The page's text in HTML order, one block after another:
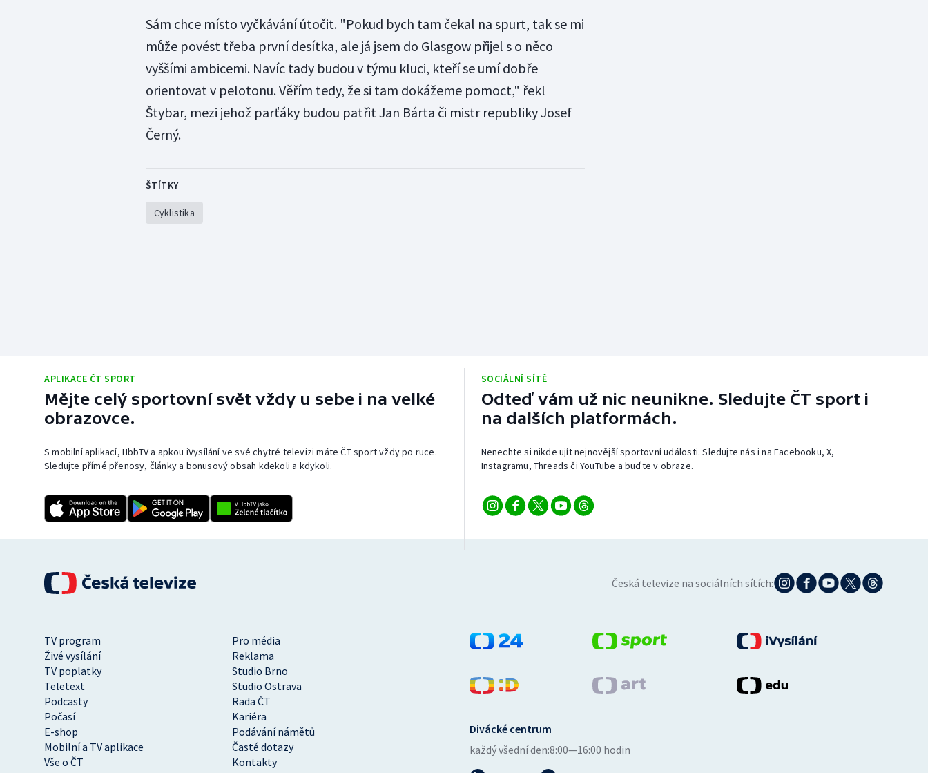
Sám chce místo vyčkávání útočit. "Pokud bych tam čekal na spurt, tak se mi
může povést třeba první desítka, ale já jsem do Glasgow přijel s o něco
vyššími ambicemi. Navíc tady budou v týmu kluci, kteří se umí dobře
orientovat v pelotonu. Věřím tedy, že si tam dokážeme pomoct," řekl
Štybar, mezi jehož parťáky budou patřit Jan Bárta či mistr republiky Josef
Černý.
ŠTÍTKY
Cyklistika
APLIKACE ČT SPORT
Mějte celý sportovní svět vždy u sebe i na velké
obrazovce.
S mobilní aplikací, HbbTV a apkou iVysílání ve své chytré televizi máte ČT sport vždy po ruce.
Sledujte přímé přenosy, články a bonusový obsah kdekoli a kdykoli.
SOCIÁLNÍ SÍTĚ
Odteď vám už nic neunikne. Sledujte ČT sport i
na dalších platformách.
Nenechte si nikde ujít nejnovější sportovní události. Sledujte nás i na Facebooku, X,
Instagramu, Threads či YouTube a buďte v obraze.
Česká televize na sociálních sítích:
TV program
Pro média
Živé vysílání
Reklama
TV poplatky
Studio Brno
Teletext
Studio Ostrava
Podcasty
Rada ČT
Počasí
Kariéra
E-shop
Podávání námětů
Mobilní a TV aplikace
Časté dotazy
Vše o ČT
Kontakty
Divácké centrum
každý všední den:8:00—16:00 hodin